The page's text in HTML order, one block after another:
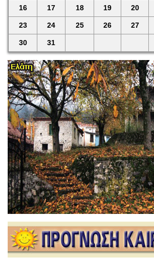
16 17 18 19 20
23 24 25 26 27
30 31